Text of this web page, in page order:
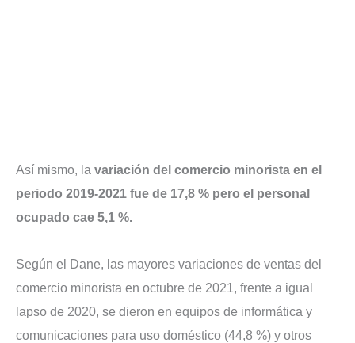
Así mismo, la variación del comercio minorista en el
periodo 2019-2021 fue de 17,8 % pero el personal
ocupado cae 5,1 %.
Según el Dane, las mayores variaciones de ventas del
comercio minorista en octubre de 2021, frente a igual
lapso de 2020, se dieron en equipos de informática y
comunicaciones para uso doméstico (44,8 %) y otros